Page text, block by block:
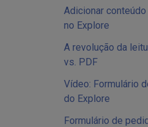
Adicionar
no Explore
A revolução da
vs. PDF
Vídeo: Formulário
do Explore
Formulário de